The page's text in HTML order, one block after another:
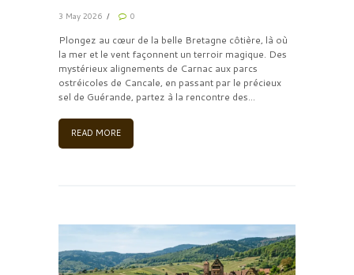
3 May 2026 0
Plongez au cœur de la belle Bretagne côtière, là où
la mer et le vent façonnent un terroir magique. Des
mystérieux alignements de Carnac aux parcs
ostréicoles de Cancale, en passant par le précieux
sel de Guérande, partez à la rencontre des...
READ MORE